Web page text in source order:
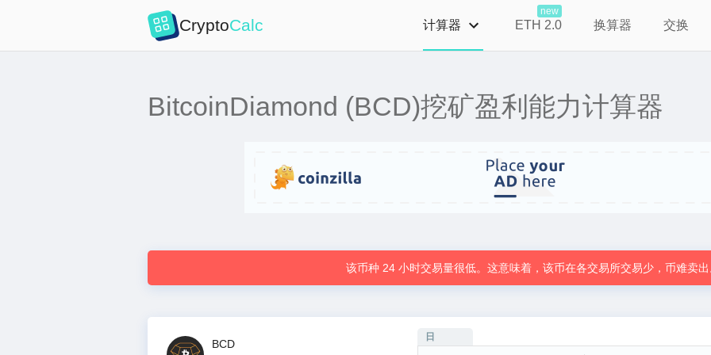
CryptoCalc 计算器 ETH 2.0
new
换算器 交换
BitcoinDiamond (BCD)挖矿盈利能力计算器
该币种 24 小时交易量很低。这意味着，该币在各交易所交易少，币难卖
BCD
日